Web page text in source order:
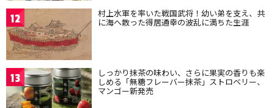
12 村上水軍を率いた戦国武将！幼い弟を支え、共
に海へ散った得居通幸の波乱に満ちた生涯
13 しっかり抹茶の味わい、さらに果実の香りも楽
しめる「無糖フレーバー抹茶」ストロベリー、
マンゴー新発売